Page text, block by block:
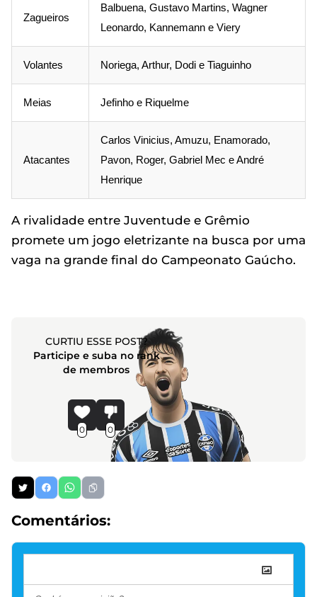
Zagueiros
Balbuena, Gustavo Martins, Wagner
Leonardo, Kannemann e Viery
Volantes Noriega, Arthur, Dodi e Tiaguinho
Meias Jefinho e Riquelme
Atacantes
Carlos Vinicius, Amuzu, Enamorado,
Pavon, Roger, Gabriel Mec e André
Henrique
A rivalidade entre Juventude e Grêmio
promete um jogo eletrizante na busca por uma
vaga na grande final do Campeonato Gaúcho.
CURTIU ESSE POST?
Participe e suba no rank
de membros
0 0
Comentários: